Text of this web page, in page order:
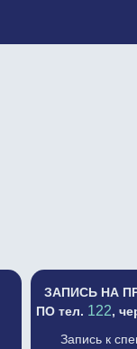
ЗАПИСЬ НА
ПО тел. 122,
Запись к